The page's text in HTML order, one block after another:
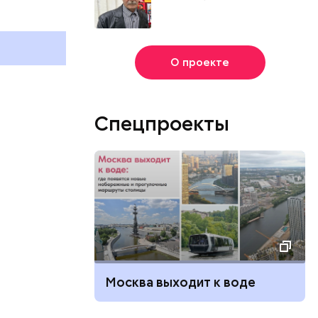
отмечают в России и мире 3
августа
августа
О проекте
Спецпроекты
Москва выходит к воде